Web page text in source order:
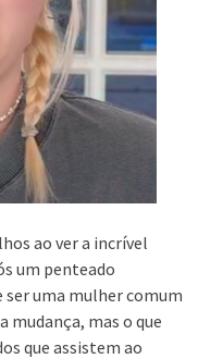
ao ver a incrível
um penteado
uma mulher comum
mudança, mas o que
que assistem ao